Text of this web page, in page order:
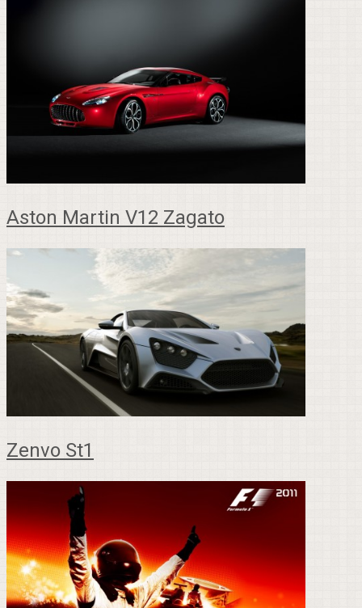
Aston Martin V12 Zagato
Zenvo St1